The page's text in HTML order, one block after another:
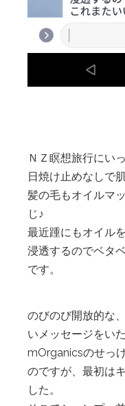
ＮＺ瞑想旅行にい
日焼け止めなしで
髪の毛もオイルマ
じ♪
最近踵にもオイル
浸透するのでベタ
です。
のびのび開放的な
いメッセージをい
mOrganicsのせっ
のですが、最初は
した。